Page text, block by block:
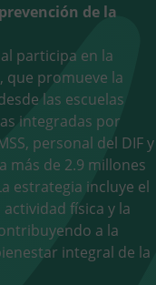
de la
participa en la
que promueve la
las escuelas
integradas por
personal del DIF y
más de 2.9 millones
estrategia incluye el
física y la
a la
integral de la